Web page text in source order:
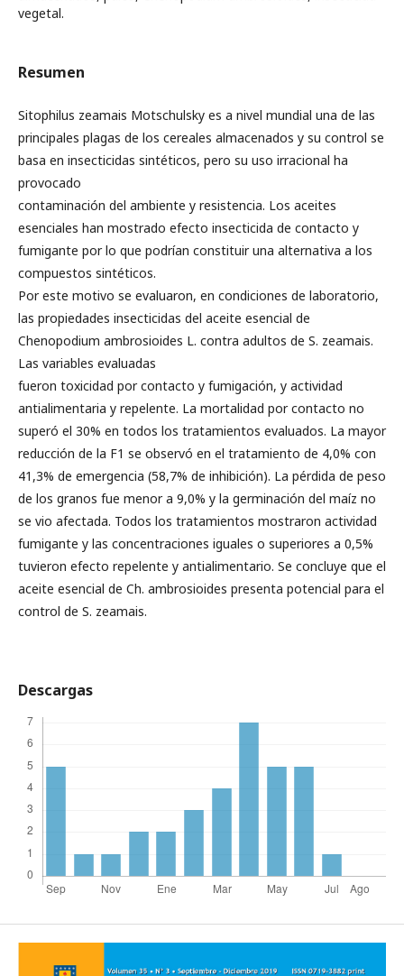
vegetal.
Resumen
Sitophilus zeamais Motschulsky es a nivel mundial una de las
principales plagas de los cereales almacenados y su control se
basa en insecticidas sintéticos, pero su uso irracional ha
provocado
contaminación del ambiente y resistencia. Los aceites
esenciales han mostrado efecto insecticida de contacto y
fumigante por lo que podrían constituir una alternativa a los
compuestos sintéticos.
Por este motivo se evaluaron, en condiciones de laboratorio,
las propiedades insecticidas del aceite esencial de
Chenopodium ambrosioides L. contra adultos de S. zeamais.
Las variables evaluadas
fueron toxicidad por contacto y fumigación, y actividad
antialimentaria y repelente. La mortalidad por contacto no
superó el 30% en todos los tratamientos evaluados. La mayor
reducción de la F1 se observó en el tratamiento de 4,0% con
41,3% de emergencia (58,7% de inhibición). La pérdida de peso
de los granos fue menor a 9,0% y la germinación del maíz no
se vio afectada. Todos los tratamientos mostraron actividad
fumigante y las concentraciones iguales o superiores a 0,5%
tuvieron efecto repelente y antialimentario. Se concluye que el
aceite esencial de Ch. ambrosioides presenta potencial para el
control de S. zeamais.
Descargas